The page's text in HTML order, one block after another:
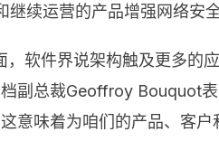
继续运营的产品增强网络安
，软件界说架构触及更多的
副总裁Geoffroy Bouquot
意味着为咱们的产品、客